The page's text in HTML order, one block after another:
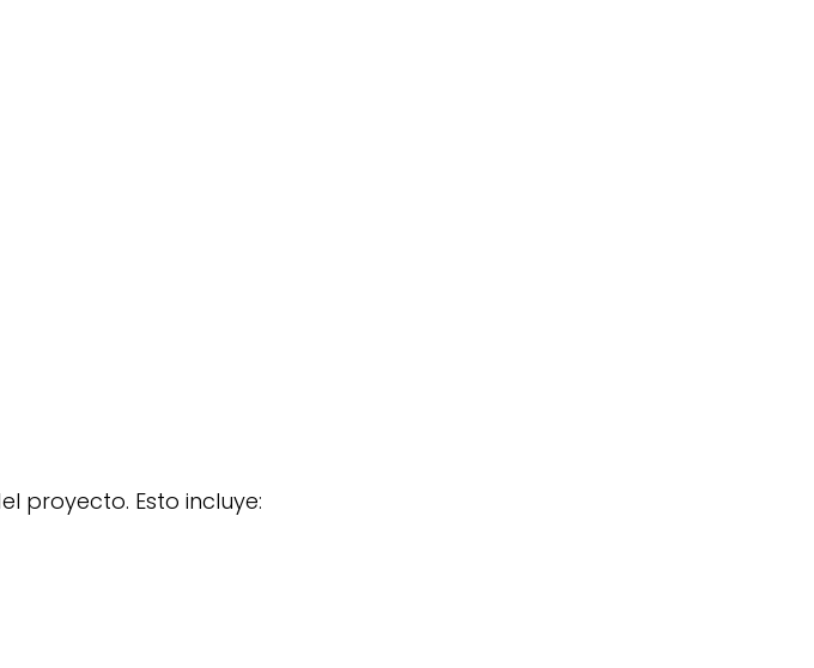
proyecto. Esto incluye: